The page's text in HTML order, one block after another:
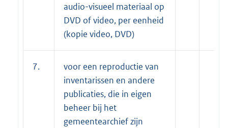
audio-visueel materiaal op
DVD of video, per eenheid
(kopie video, DVD)
7.
voor een reproductie van
inventarissen en andere
publicaties, die in eigen
beheer bij het
gemeentearchief zijn